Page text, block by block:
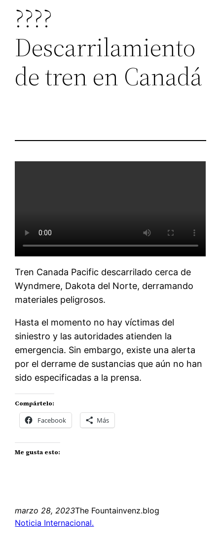
????
Descarrilamiento
de tren en Canadá
Tren Canada Pacific descarrilado cerca de
Wyndmere, Dakota del Norte, derramando
materiales peligrosos.
Hasta el momento no hay víctimas del
siniestro y las autoridades atienden la
emergencia. Sin embargo, existe una alerta
por el derrame de sustancias que aún no han
sido especificadas a la prensa.
Compártelo:
Facebook Más
Me gusta esto:
marzo 28, 2023The Fountainvenz.blog
Noticia Internacional.